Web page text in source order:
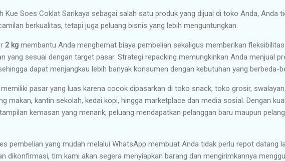
Kue Soes Coklat Sarikaya sebagai salah satu produk yang dijual di toko Anda, Anda
berkualitas, tetapi juga peluang bisnis yang lebih menguntungkan.
2 kg membantu Anda menghemat biaya pembelian sekaligus memberikan
yang sesuai dengan target pasar. Strategi repacking memungkinkan Anda menjual
dapat menjangkau lebih banyak konsumen dengan kebutuhan yang berbeda-
pasar yang luas karena cocok dipasarkan di toko snack, toko grosir,
makan, kantin sekolah, kedai kopi, hingga marketplace dan media sosial. Dengan
kemasan yang menarik, peluang mendapatkan pelanggan baru maupun
pembelian yang mudah melalui WhatsApp membuat Anda tidak perlu repot datang
dikonfirmasi, tim kami akan segera menyiapkan barang dan mengirimkannya